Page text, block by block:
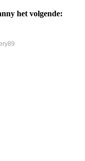
het volgende: